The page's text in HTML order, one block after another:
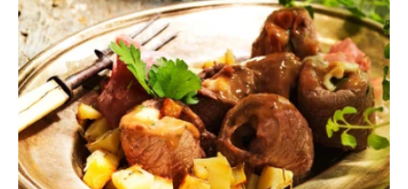
Μοσχαρίσια ρολάκια γεμιστά με
μοτσαρέλα και προσούτο